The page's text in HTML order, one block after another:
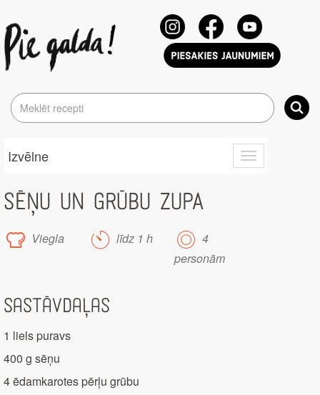
Toggle
navigation
Izvēlne
SĒŅU UN GRŪBU ZUPA
Viegla līdz 1 h
4
personām
Sastāvdaļas
1 liels puravs
400 g sēņu
4 ēdamkarotes pērļu grūbu